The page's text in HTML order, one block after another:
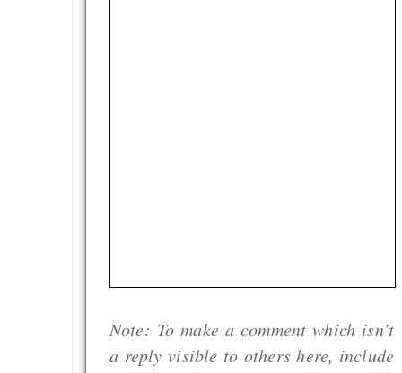
Note: To make a comment which isn’t
a reply visible to others here, include